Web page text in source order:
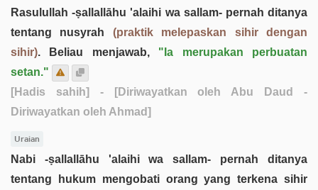
Rasulullah -ṣallallāhu 'alaihi wa sallam- pernah ditanya
tentang nusyrah (praktik melepaskan sihir dengan
sihir). Beliau menjawab, "Ia merupakan perbuatan
setan."
[Hadis sahih]
- [Diriwayatkan oleh Abu Daud -
Diriwayatkan oleh Ahmad]
Uraian
Nabi -ṣallallāhu 'alaihi wa sallam- pernah ditanya
tentang hukum mengobati orang yang terkena sihir